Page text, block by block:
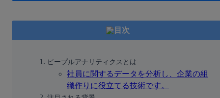
目次
ピープルアナリティクスとは
社員に関するデータを分析し、企業の組
織作りに役立てる技術です。